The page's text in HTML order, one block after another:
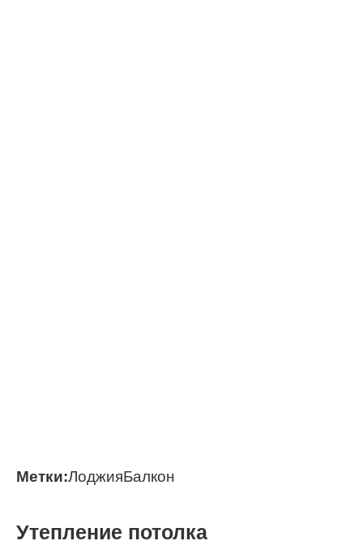
Метки:ЛоджияБалкон
Утепление потолка